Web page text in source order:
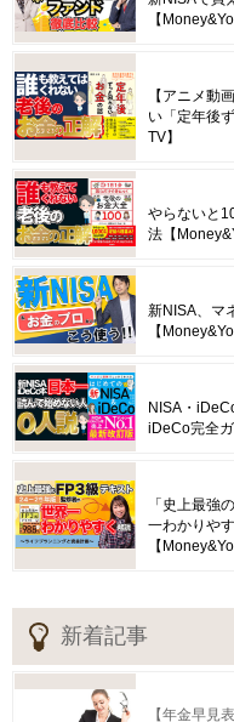
【
【アニメ動
い「定年後
TV】
やらないと
法【
新NISA、マ
【
NISA・
iDeCo完全
「史上最強
一わかりや
【
新着記事
【年金早見